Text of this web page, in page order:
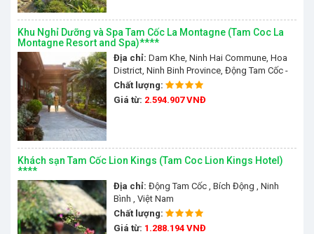
Khu Nghỉ Dưỡng và Spa Tam Cốc La Montagne (Tam Coc La
Montagne Resort and Spa)****
Địa chỉ:Dam Khe, Ninh Hai Commune, Hoa
District, Ninh Binh Province, Động Tam Cốc -
Bích Động, Ninh Bình, Việt Nam
Chất lượng:
Giá từ: 2.594.907 VNĐ
Khách sạn Tam Cốc Lion Kings (Tam Coc Lion Kings Hotel)
****
Địa chỉ:Động Tam Cốc , Bích Động , Ninh
Bình , Việt Nam
Chất lượng:
Giá từ: 1.288.194 VNĐ